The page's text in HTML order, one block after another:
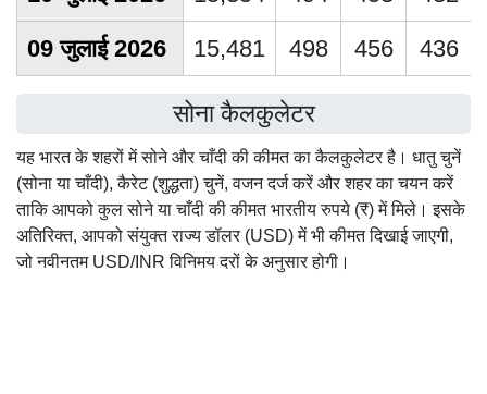
09 जुलाई 2026
15,481 498 456 436
सोना कैलकुलेटर
यह भारत के शहरों में सोने और चाँदी की कीमत का कैलकुलेटर है। धातु चुनें
(सोना या चाँदी), कैरेट (शुद्धता) चुनें, वजन दर्ज करें और शहर का चयन करें
ताकि आपको कुल सोने या चाँदी की कीमत भारतीय रुपये (₹) में मिले। इसके
अतिरिक्त, आपको संयुक्त राज्य डॉलर (USD) में भी कीमत दिखाई जाएगी,
जो नवीनतम USD/INR विनिमय दरों के अनुसार होगी।